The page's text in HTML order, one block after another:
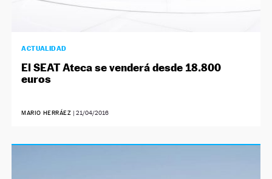
ACTUALIDAD
El SEAT Ateca se venderá desde 18.800
euros
MARIO HERRÁEZ | 21/04/2016